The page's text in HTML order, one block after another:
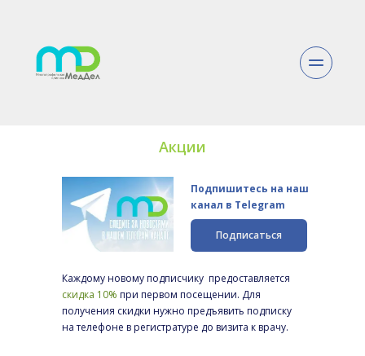
Акции
скидка 10% при первом посещении. Для
получения скидки нужно предъявить подписку
на телефоне в регистратуре до визита к врачу.
Подпишитесь на наш
канал в Telegram
Подписаться